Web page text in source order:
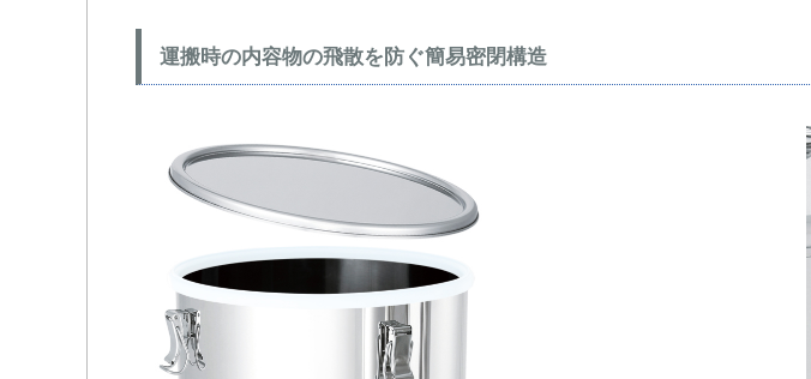
運搬時の内容物の飛散を防ぐ簡易密閉構造